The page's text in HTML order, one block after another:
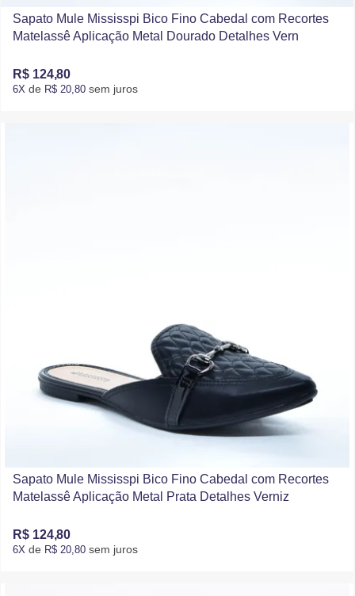
Sapato Mule Mississpi Bico Fino Cabedal com Recortes
Matelassê Aplicação Metal Dourado Detalhes Vern
R$ 124,80
6X de R$ 20,80 sem juros
Sapato Mule Mississpi Bico Fino Cabedal com Recortes
Matelassê Aplicação Metal Prata Detalhes Verniz
R$ 124,80
6X de R$ 20,80 sem juros